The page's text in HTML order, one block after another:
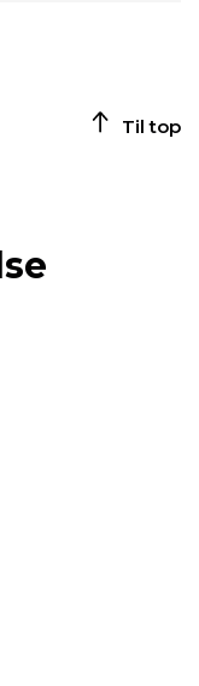
Til top